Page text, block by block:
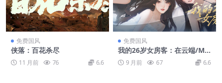
免费国风
侠落：百花杀尽
11 月前 76 6.6
免费国风
我的26岁女房客：在云端/My
26-Year-Old Female Tenant
9 月前 67 6.6